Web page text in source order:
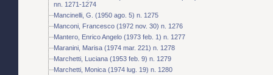
nn. 1271-1274
Mancinelli, G. (1950 ago. 5) n. 1275
Manconi, Francesco (1972 nov. 30) n. 1276
Mantero, Enrico Angelo (1973 feb. 1) n. 1277
Maranini, Marisa (1974 mar. 221) n. 1278
Marchetti, Luciana (1953 feb. 9) n. 1279
Marchetti, Monica (1974 lug. 19) n. 1280